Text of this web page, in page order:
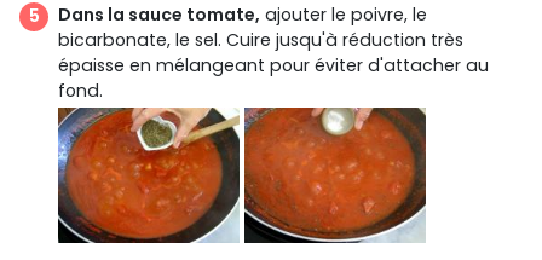
Dans la sauce tomate, ajouter le poivre, le
bicarbonate, le sel. Cuire jusqu'à réduction très
épaisse en mélangeant pour éviter d'attacher au
fond.